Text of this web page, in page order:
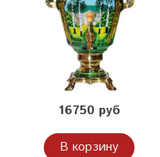
16750 руб
В корзину